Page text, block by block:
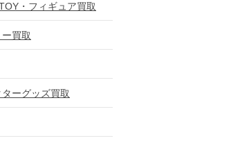
・フィギュア買取
買取
ーグッズ買取